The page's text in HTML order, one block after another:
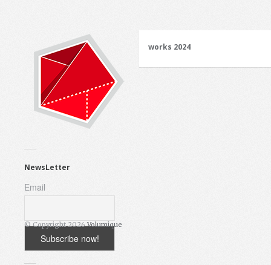
NewsLetter
Email
works 2024
© Copyright 2026Volumique